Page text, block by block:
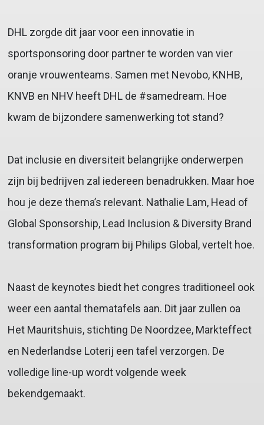
DHL zorgde dit jaar voor een innovatie in
sportsponsoring door partner te worden van vier
oranje vrouwenteams. Samen met Nevobo, KNHB,
KNVB en NHV heeft DHL de #samedream. Hoe
kwam de bijzondere samenwerking tot stand?
Dat inclusie en diversiteit belangrijke onderwerpen
zijn bij bedrijven zal iedereen benadrukken. Maar hoe
hou je deze thema’s relevant. Nathalie Lam, Head of
Global Sponsorship, Lead Inclusion & Diversity Brand
transformation program bij Philips Global, vertelt hoe.
Naast de keynotes biedt het congres traditioneel ook
weer een aantal thematafels aan. Dit jaar zullen oa
Het Mauritshuis, stichting De Noordzee, Markteffect
en Nederlandse Loterij een tafel verzorgen. De
volledige line-up wordt volgende week
bekendgemaakt.